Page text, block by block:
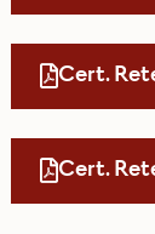
Cert.
Cert.